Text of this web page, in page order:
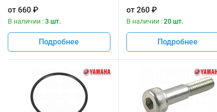
от 660 ₽
В наличии :3 шт.
Подробнее
от 260₽
В наличии :20 шт.
Подробнее